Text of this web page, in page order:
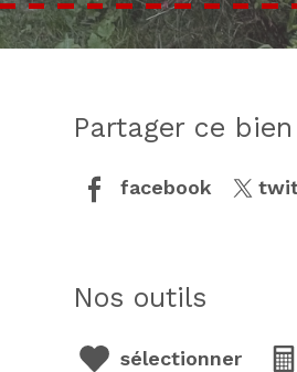
partager ce bien
facebook
nos outils
sélectionner